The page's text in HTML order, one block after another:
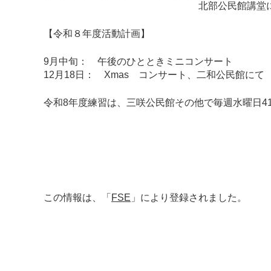
北部公民館講堂にて
【令和８年度活動計画】
9月中旬： 午後のひとときミニコンサート
12月18日： Xmas コンサート、二和公民館にて
令和8年度練習は、三咲公民館その他で毎週水曜日
この情報は、「 FSE 」により登録されました。